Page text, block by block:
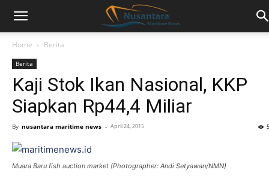
Home Berita
Berita
Kaji Stok Ikan Nasional, KKP
Siapkan Rp44,4 Miliar
By nusantara maritime news - April 24, 2015
Muara Baru fish auction market (Photographer: Andi Setyawan/NMN)